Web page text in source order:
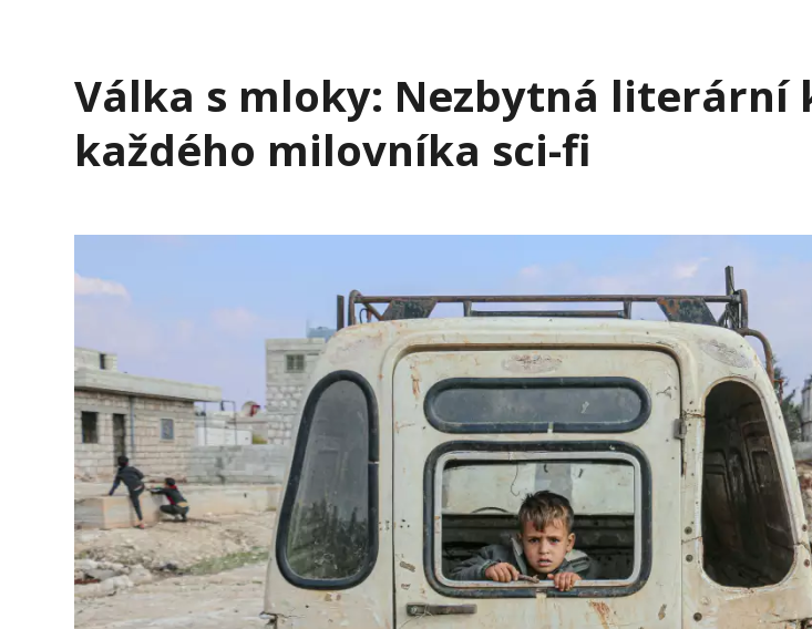
Válka s mloky: Nezbytná literární
každého milovníka sci-fi